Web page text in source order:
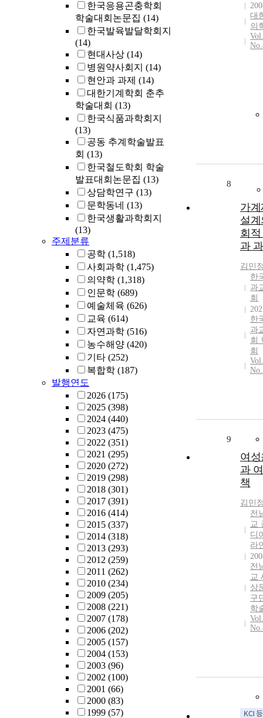
한국응용곤충학회
학술대회논문집 (14)
한국발육발달학회지
(14)
현대사상 (14)
병원약사회지 (14)
현안과 과제 (14)
대한기계학회 춘추
학술대회 (13)
한국식품과학회지
(13)
공동 추계학술발표
회 (13)
한국철도학회 학술
발표대회논문집 (13)
상담학연구 (13)
문학동네 (13)
한국생활과학회지
(13)
주제분류
공학 (1,518)
사회과학 (1,475)
의약학 (1,318)
인문학 (689)
예술체육 (626)
교육 (614)
자연과학 (516)
농수해양 (420)
기타 (252)
복합학 (187)
발행연도
2026 (175)
2025 (398)
2024 (440)
2023 (475)
2022 (351)
2021 (295)
2020 (272)
2019 (298)
2018 (301)
2017 (391)
2016 (414)
2015 (337)
2014 (318)
2013 (293)
2012 (259)
2011 (262)
2010 (234)
2009 (205)
2008 (221)
2007 (178)
2006 (202)
2005 (157)
2004 (153)
2003 (96)
2002 (100)
2001 (66)
2000 (83)
1999 (57)
대
의
8
가
설
회
과
김민
한
과
회
한
과
회
회
9
여
과
책
김민
전
교
디
라
전
교
상
구
학